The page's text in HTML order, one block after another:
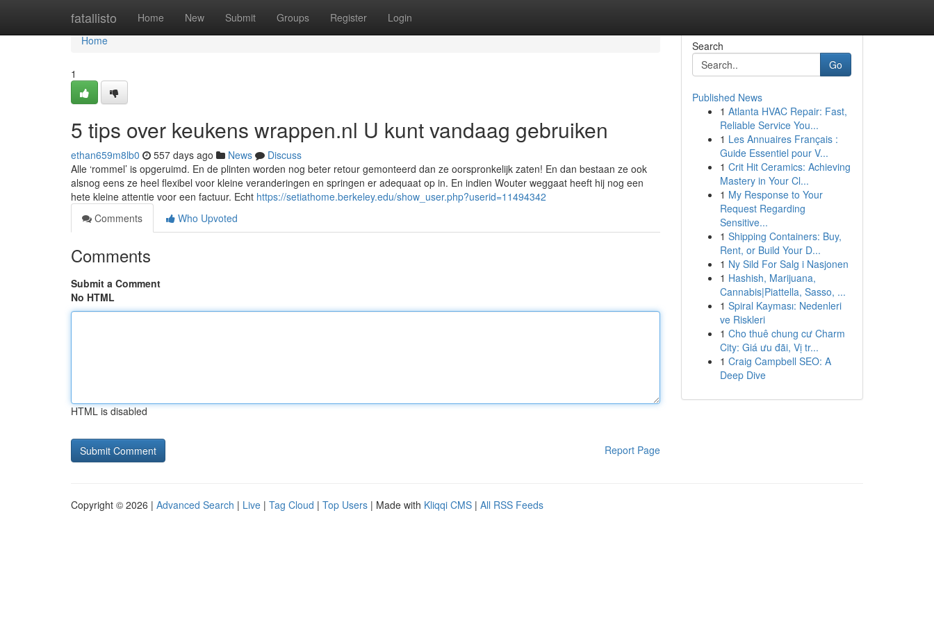
fatallisto Home New Submit Groups Register Login
Home
Home
1
5 tips over keukens wrappen.nl U kunt vandaag gebruiken
ethan659m8lb0 557 days ago News
Discuss
Alle ‘rommel’ is opgeruimd. En de plinten worden nog beter retour gemonteerd dan ze oorspronkelijk zaten! En dan bestaan ze ook
alsnog eens ze heel flexibel voor kleine veranderingen en springen er adequaat op in. En indien Wouter weggaat heeft hij nog een
hete kleine attentie voor een factuur. Echt https://setiathome.berkeley.edu/show_user.php?userid=11494342
Comments
Who Upvoted
Comments
Submit a Comment
No HTML
HTML is disabled
Report Page
Search
Go
Published News
1 Atlanta HVAC Repair: Fast,
Reliable Service You...
1 Les Annuaires Français :
Guide Essentiel pour V...
1 Crit Hit Ceramics: Achieving
Mastery in Your Cl...
1 My Response to Your
Request Regarding
Sensitive...
1 Shipping Containers: Buy,
Rent, or Build Your D...
1 Ny Sild For Salg i Nasjonen
1 Hashish, Marijuana,
Cannabis|Piattella, Sasso, ...
1 Spiral Kayması: Nedenleri
ve Riskleri
1 Cho thuê chung cư Charm
City: Giá ưu đãi, Vị tr...
1 Craig Campbell SEO: A
Deep Dive
Copyright © 2026 | Advanced Search | Live | Tag Cloud | Top Users | Made with Kliqqi CMS | All RSS Feeds